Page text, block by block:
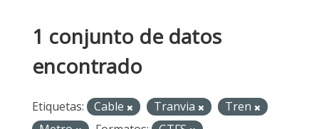
1 conjunto de datos
encontrado
Etiquetas: Cable Tranvia
Tren